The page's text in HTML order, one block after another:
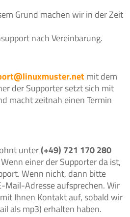
Grund machen wir in der Zeit
nach Vereinbarung.
mit dem
der Supporter setzt sich mit
macht zeitnah einen Termin
unter(+49) 721 170 280
einer der Supporter da ist,
Wenn nicht, dann bitte
Mail-Adresse aufsprechen. Wir
Ihnen Kontakt auf, sobald wir
als mp3) erhalten haben.